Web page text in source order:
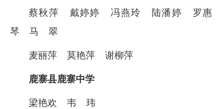
蔡秋萍 戴婷婷 冯燕玲 陆潘婷
罗惠
琴 马 翠
麦丽萍 莫艳萍 谢柳萍
鹿寨县鹿寨中学
梁艳欢 韦 玮